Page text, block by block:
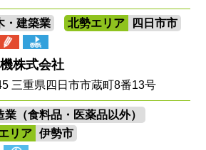
・建築業 北勢エリア 四日市市
株式会社
三重県四日市市蔵町8番13号
業（食料品・医薬品以外）
リア
伊勢市